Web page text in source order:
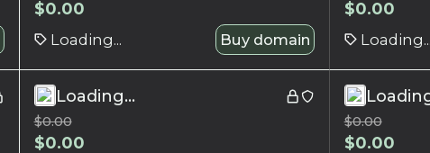
$0.00
Loading... Buy domain
$0.00
Loading...
Loading...
$0.00
$0.00
$0.00
$0.00